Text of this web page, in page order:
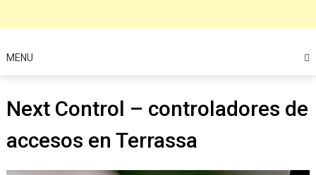
MENU
Next Control – controladores de
accesos en Terrassa